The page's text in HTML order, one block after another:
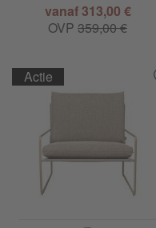
vanaf 313,00 €
OVP 359,00 €
Actie